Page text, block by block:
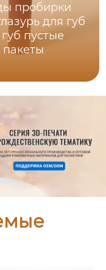
пробирки
для губ
пустые